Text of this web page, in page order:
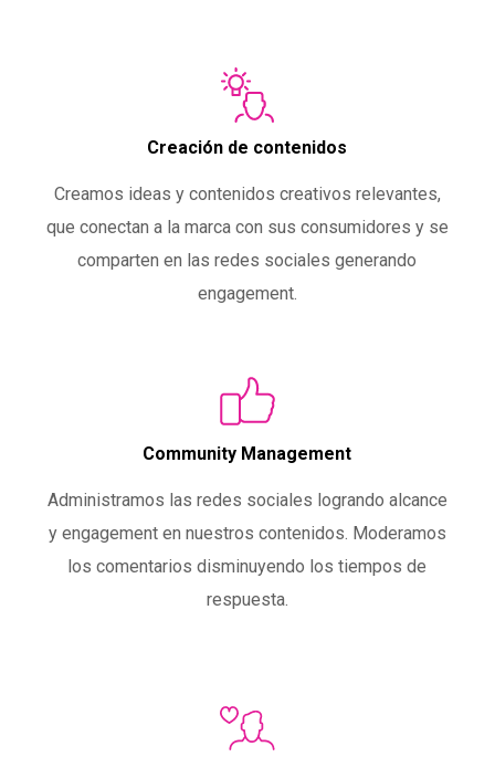
Creación de contenidos
Creamos ideas y contenidos creativos relevantes,
que conectan a la marca con sus consumidores y se
comparten en las redes sociales generando
engagement.
Community Management
Administramos las redes sociales logrando alcance
y engagement en nuestros contenidos. Moderamos
los comentarios disminuyendo los tiempos de
respuesta.